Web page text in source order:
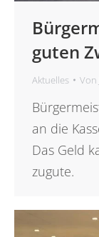
guten
Aktuelles Von
an die
Das Geld
zugute.